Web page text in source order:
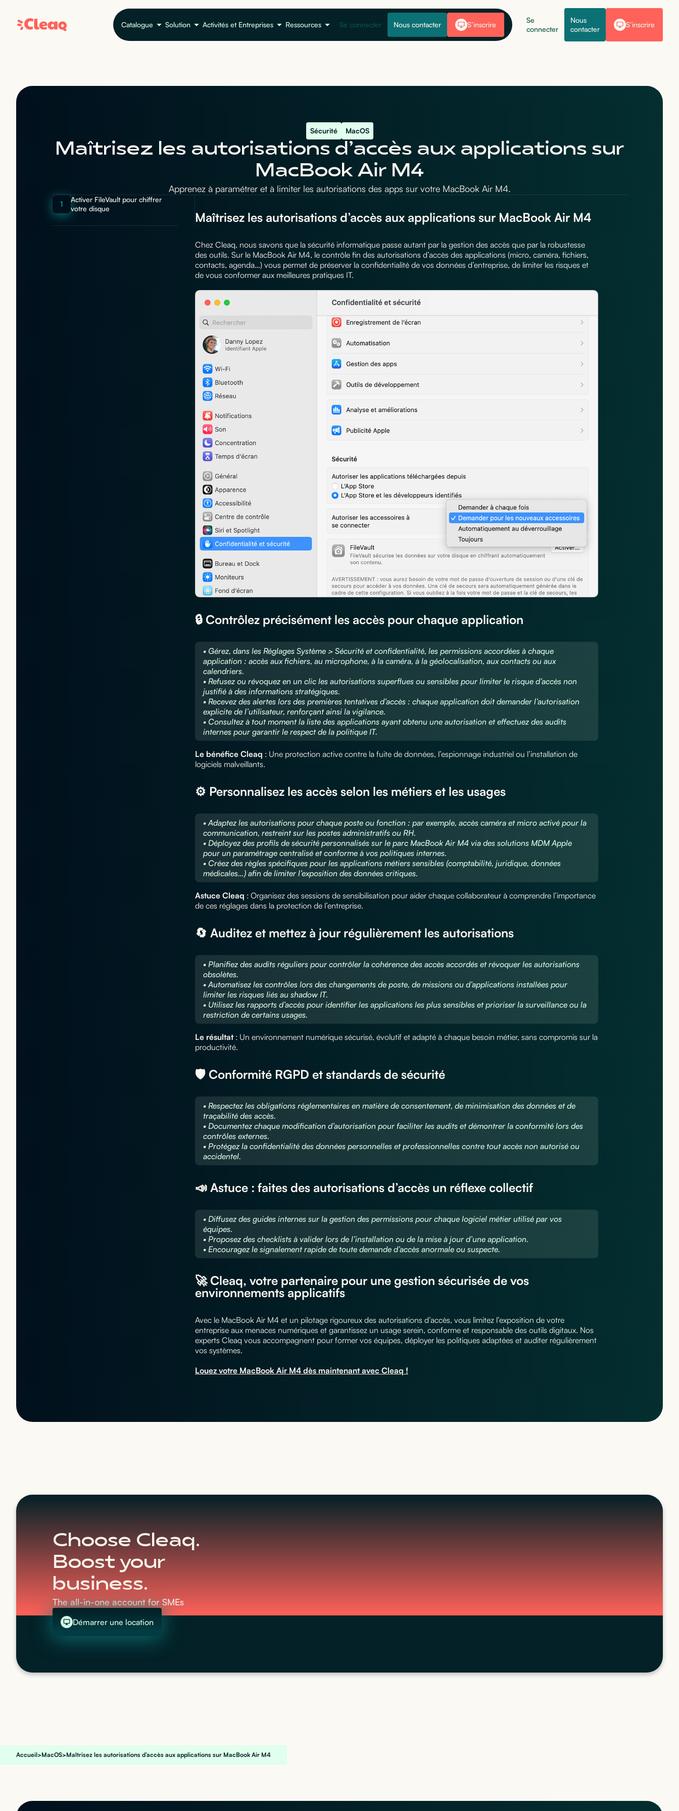
Catalogue Solution Activités et Entreprises Ressources Se connecter Nous contacter S’inscrire
Se
connecter
Nous
contacter
S’inscrire
Sécurité MacOS
Maîtrisez les autorisations d’accès aux applications sur
MacBook Air M4
Apprenez à paramétrer et à limiter les autorisations des apps sur votre MacBook Air M4.
1
Activer FileVault pour chiffrer
votre disque
Maîtrisez les autorisations d’accès aux applications sur MacBook Air M4
Chez Cleaq, nous savons que la sécurité informatique passe autant par la gestion des accès que par la robustesse
des outils. Sur le MacBook Air M4, le contrôle fin des autorisations d’accès des applications (micro, caméra, fichiers,
contacts, agenda…) vous permet de préserver la confidentialité de vos données d’entreprise, de limiter les risques et
de vous conformer aux meilleures pratiques IT.
🔒 Contrôlez précisément les accès pour chaque application
• Gérez, dans les Réglages Système > Sécurité et confidentialité, les permissions accordées à chaque
application : accès aux fichiers, au microphone, à la caméra, à la géolocalisation, aux contacts ou aux
calendriers.
• Refusez ou révoquez en un clic les autorisations superflues ou sensibles pour limiter le risque d’accès non
justifié à des informations stratégiques.
• Recevez des alertes lors des premières tentatives d’accès : chaque application doit demander l’autorisation
explicite de l’utilisateur, renforçant ainsi la vigilance.
• Consultez à tout moment la liste des applications ayant obtenu une autorisation et effectuez des audits
internes pour garantir le respect de la politique IT.
Le bénéfice Cleaq : Une protection active contre la fuite de données, l’espionnage industriel ou l’installation de
logiciels malveillants.
⚙️ Personnalisez les accès selon les métiers et les usages
• Adaptez les autorisations pour chaque poste ou fonction : par exemple, accès caméra et micro activé pour la
communication, restreint sur les postes administratifs ou RH.
• Déployez des profils de sécurité personnalisés sur le parc MacBook Air M4 via des solutions MDM Apple
pour un paramétrage centralisé et conforme à vos politiques internes.
• Créez des règles spécifiques pour les applications métiers sensibles (comptabilité, juridique, données
médicales…) afin de limiter l’exposition des données critiques.
Astuce Cleaq : Organisez des sessions de sensibilisation pour aider chaque collaborateur à comprendre l’importance
de ces réglages dans la protection de l’entreprise.
🔄 Auditez et mettez à jour régulièrement les autorisations
• Planifiez des audits réguliers pour contrôler la cohérence des accès accordés et révoquer les autorisations
obsolètes.
• Automatisez les contrôles lors des changements de poste, de missions ou d’applications installées pour
limiter les risques liés au shadow IT.
• Utilisez les rapports d’accès pour identifier les applications les plus sensibles et prioriser la surveillance ou la
restriction de certains usages.
Le résultat: Un environnement numérique sécurisé, évolutif et adapté à chaque besoin métier, sans compromis sur la
productivité.
🛡️ Conformité RGPD et standards de sécurité
• Respectez les obligations réglementaires en matière de consentement, de minimisation des données et de
traçabilité des accès.
• Documentez chaque modification d’autorisation pour faciliter les audits et démontrer la conformité lors des
contrôles externes.
• Protégez la confidentialité des données personnelles et professionnelles contre tout accès non autorisé ou
accidentel.
📣 Astuce : faites des autorisations d’accès un réflexe collectif
• Diffusez des guides internes sur la gestion des permissions pour chaque logiciel métier utilisé par vos
équipes.
• Proposez des checklists à valider lors de l’installation ou de la mise à jour d’une application.
• Encouragez le signalement rapide de toute demande d’accès anormale ou suspecte.
🚀 Cleaq, votre partenaire pour une gestion sécurisée de vos
environnements applicatifs
Avec le MacBook Air M4 et un pilotage rigoureux des autorisations d’accès, vous limitez l’exposition de votre
entreprise aux menaces numériques et garantissez un usage serein, conforme et responsable des outils digitaux. Nos
experts Cleaq vous accompagnent pour former vos équipes, déployer les politiques adaptées et auditer régulièrement
vos systèmes.
Louez votre MacBook Air M4 dès maintenant avec Cleaq !
Choose Cleaq.
Boost your
business.
The all-in-one account for SMEs
Démarrer une location
Accueil>MacOS>Maîtrisez les autorisations d’accès aux applications sur MacBook Air M4